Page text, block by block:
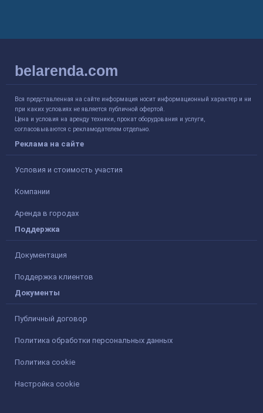
belarenda.com
Вся представленная на сайте информация носит информационный характер и ни
при каких условиях не является публичной офертой.
Цена и условия на аренду техники, прокат оборудования и услуги,
согласовываются с рекламодателем отдельно.
Реклама на сайте
Условия и стоимость участия
Компании
Аренда в городах
Поддержка
Документация
Поддержка клиентов
Документы
Публичный договор
Политика обработки персональных данных
Политика cookie
Настройка cookie